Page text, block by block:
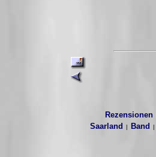
Rezensionen
Saarland | Band |